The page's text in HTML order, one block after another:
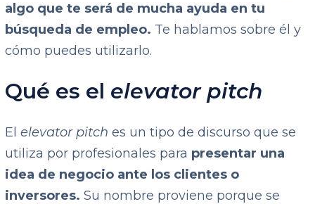
algo que te será de mucha ayuda en tu
búsqueda de empleo. Te hablamos sobre él y
cómo puedes utilizarlo.
Qué es el elevator pitch
Elelevator pitch es un tipo de discurso que se
utiliza por profesionales para presentar una
idea de negocio ante los clientes o
inversores.Su nombre proviene porque se